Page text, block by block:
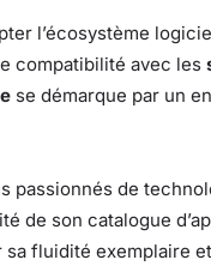
l’écosystème
compatibilité avec les
se démarque par un
passionnés de
de son catalogue
sa fluidité exemplaire